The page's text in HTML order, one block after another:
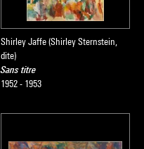
Shirley Jaffe (Shirley Sternstein,
dite)
Sans titre
1952 - 1953